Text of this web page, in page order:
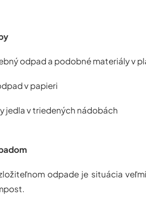
odpad a podobné materiály v
v papieri
jedla v triedených nádobách
odpade je situácia
.